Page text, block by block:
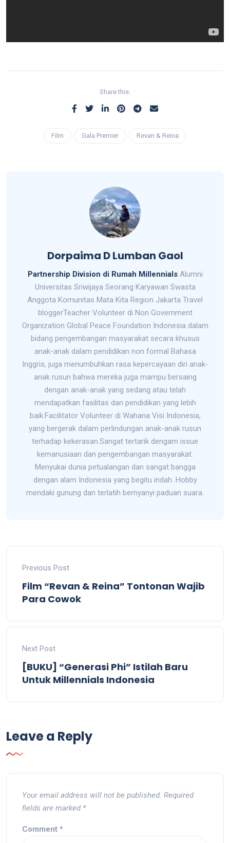
Share this:
Film Gala Premier Revan & Reina
Dorpaima D Lumban Gaol
Partnership Division di Rumah MillennialsAlumni
Universitas Sriwijaya Seorang Karyawan Swasta
Anggota Komunitas Mata Kita Region Jakarta Travel
bloggerTeacher Volunteer di Non Government
Organization Global Peace Foundation Indonesia dalam
bidang pengembangan masyarakat secara khusus
anak-anak dalam pendidikan non formal Bahasa
Inggris, juga menumbuhkan rasa kepercayaan diri anak-
anak rusun bahwa mereka juga mampu bersaing
dengan anak-anak yang sedang atau telah
mendapatkan fasilitas dan pendidikan yang lebih
baik.Facilitator Volunteer di Wahana Visi Indonesia,
yang bergerak dalam perlindungan anak-anak rusun
terhadap kekerasan.Sangat tertarik dengam issue
kemanusiaan dan pengembangan masyarakat.
Menyukai dunia petualangan dan sangat bangga
dengan alam Indonesia yang begitu indah. Hobby
mendaki gunung dan terlatih bernyanyi paduan suara.
Previous Post
Film “Revan & Reina” Tontonan Wajib
Para Cowok
Next Post
[BUKU] “Generasi Phi” Istilah Baru
Untuk Millennials Indonesia
Leave a Reply
Your email address will not be published. Required
fields are marked *
Comment *